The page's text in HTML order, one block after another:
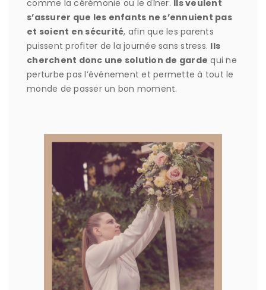
comme la cérémonie ou le dîner. Ils veulent
s’assurer que les enfants ne s’ennuient pas
et soient en sécurité, afin que les parents
puissent profiter de la journée sans stress. Ils
cherchent donc une solution de garde qui ne
perturbe pas l’événement et permette à tout le
monde de passer un bon moment.